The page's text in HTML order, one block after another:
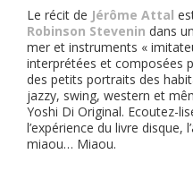
Le récit de Jérôme Attal
Robinson Stevenin dans
mer et instruments «
interprétées et composées
des petits portraits des
jazzy, swing, western et
Yoshi Di Original. Ecoutez-
l’expérience du livre disque,
miaou… Miaou.